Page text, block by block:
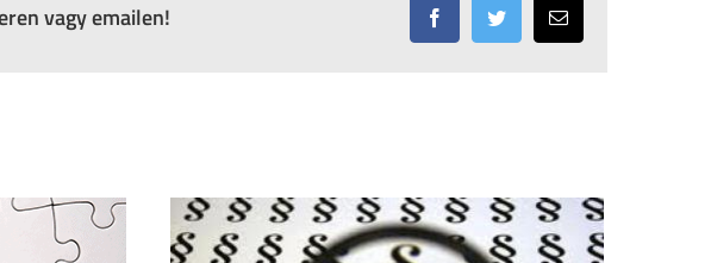
vagy emailen! FacebookTwitter Email: